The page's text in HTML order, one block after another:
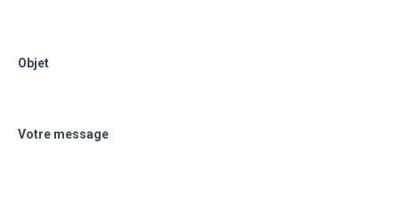
Objet
Votre message